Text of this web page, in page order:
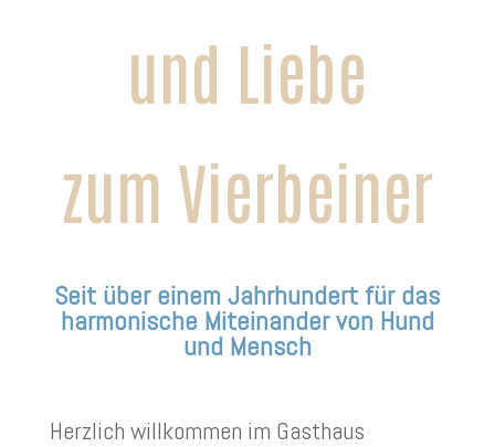
und Liebe
zum Vierbeiner
Seit über einem Jahrhundert für das
harmonische Miteinander von Hund
und Mensch
Herzlich willkommen im Gasthaus